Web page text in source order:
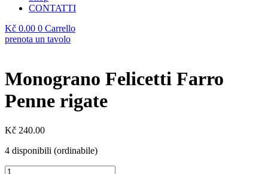
CONTATTI
Kč 0.00 0 Carrello
prenota un tavolo
Monograno Felicetti Farro
Penne rigate
Kč 240.00
4 disponibili (ordinabile)
Monograno